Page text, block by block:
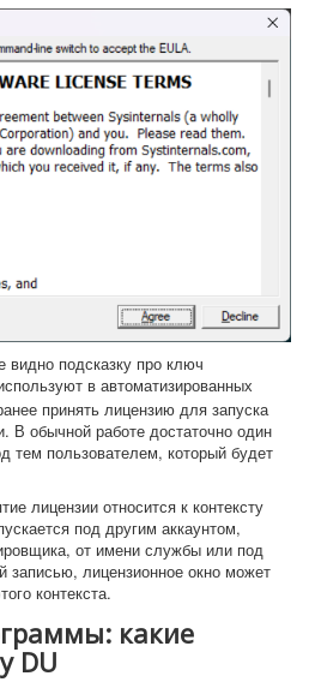
видно подсказку про ключ
в автоматизированных
принять лицензию для запуска
В обычной работе достаточно один
тем пользователем, который будет
лицензии относится к контексту
под другим аккаунтом,
от имени службы или под
записью, лицензионное окно может
контекста.
какие
DU